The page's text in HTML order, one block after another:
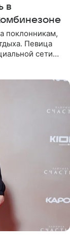
в
поклонникам,
Певица
сети